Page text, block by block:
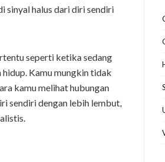
sinyal halus dari diri sendiri
seperti ketika sedang
Kamu mungkin tidak
kamu melihat hubungan
sendiri dengan lebih lembut,